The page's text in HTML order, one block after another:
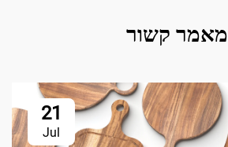
מאמר קשור
21
Jul